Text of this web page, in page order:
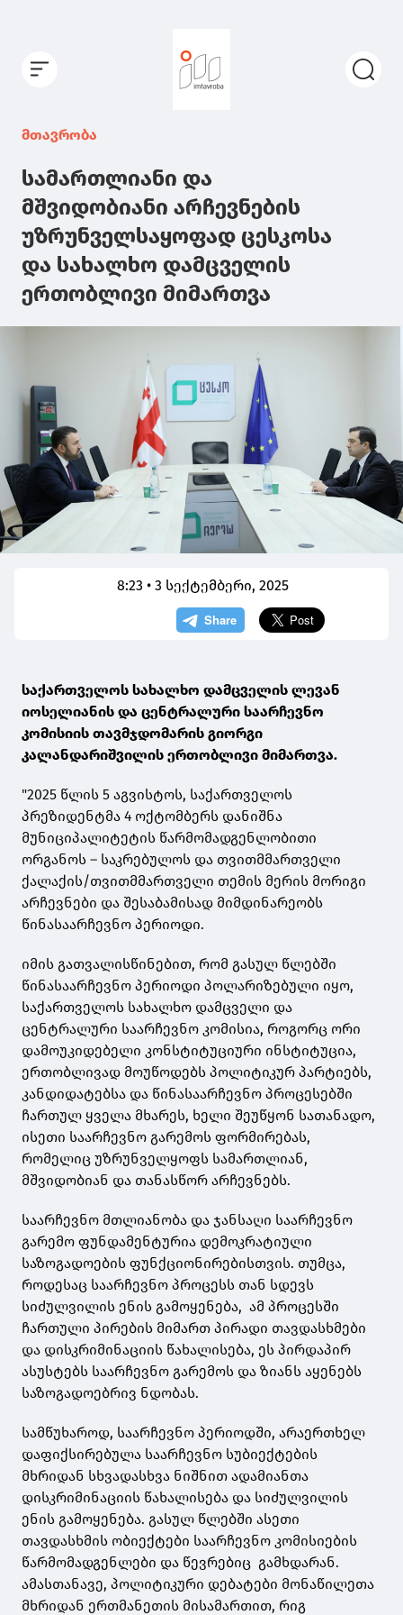
მთავრობა
სამართლიანი და
მშვიდობიანი არჩევნების
უზრუნველსაყოფად ცესკოსა
და სახალხო დამცველის
ერთობლივი მიმართვა
8:23 • 3 სექტემბერი, 2025
საქართველოს სახალხო დამცველის ლევან
იოსელიანის და ცენტრალური საარჩევნო
კომისიის თავმჯდომარის გიორგი
კალანდარიშვილის ერთობლივი მიმართვა.
"2025 წლის 5 აგვისტოს, საქართველოს
პრეზიდენტმა 4 ოქტომბერს დანიშნა
მუნიციპალიტეტის წარმომადგენლობითი
ორგანოს – საკრებულოს და თვითმმართველი
ქალაქის/თვითმმართველი თემის მერის მორიგი
არჩევნები და შესაბამისად მიმდინარეობს
წინასაარჩევნო პერიოდი.
იმის გათვალისწინებით, რომ გასულ წლებში
წინასაარჩევნო პერიოდი პოლარიზებული იყო,
საქართველოს სახალხო დამცველი და
ცენტრალური საარჩევნო კომისია, როგორც ორი
დამოუკიდებელი კონსტიტუციური ინსტიტუცია,
ერთობლივად მოუწოდებს პოლიტიკურ პარტიებს,
კანდიდატებსა და წინასაარჩევნო პროცესებში
ჩართულ ყველა მხარეს, ხელი შეუწყონ სათანადო,
ისეთი საარჩევნო გარემოს ფორმირებას,
რომელიც უზრუნველყოფს სამართლიან,
მშვიდობიან და თანასწორ არჩევნებს.
საარჩევნო მთლიანობა და ჯანსაღი საარჩევნო
გარემო ფუნდამენტურია დემოკრატიული
საზოგადოების ფუნქციონირებისთვის. თუმცა,
როდესაც საარჩევნო პროცესს თან სდევს
სიძულვილის ენის გამოყენება, ამ პროცესში
ჩართული პირების მიმართ პირადი თავდასხმები
და დისკრიმინაციის წახალისება, ეს პირდაპირ
ასუსტებს საარჩევნო გარემოს და ზიანს აყენებს
საზოგადოებრივ ნდობას.
სამწუხაროდ, საარჩევნო პერიოდში, არაერთხელ
დაფიქსირებულა საარჩევნო სუბიექტების
მხრიდან სხვადასხვა ნიშნით ადამიანთა
დისკრიმინაციის წახალისება და სიძულვილის
ენის გამოყენება. გასულ წლებში ასეთი
თავდასხმის ობიექტები საარჩევნო კომისიების
წარმომადგენლები და წევრებიც გამხდარან.
ამასთანავე, პოლიტიკური დებატები მონაწილეთა
მხრიდან ერთმანეთის მისამართით, რიგ